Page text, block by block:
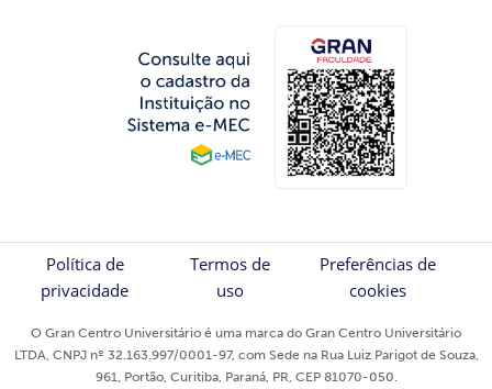
Política de
privacidade
Termos de
uso
Preferências de
cookies
O Gran Centro Universitário é uma marca do Gran Centro Universitário
LTDA, CNPJ nº 32.163.997/0001-97, com Sede na Rua Luiz Parigot de Souza,
961, Portão, Curitiba, Paraná, PR, CEP 81070-050.